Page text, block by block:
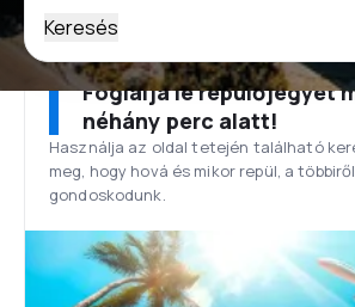
Keresés
Foglalja le repülőjegyét
néhány perc alatt!
Használja az oldal tetején található
meg, hogy hová és mikor repül, a
gondoskodunk.